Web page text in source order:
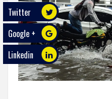
PLAY
TRABAJOS
DE
INVESTIGACIÓN
PROVINCIAS
Twitter
Google +
Linkedin